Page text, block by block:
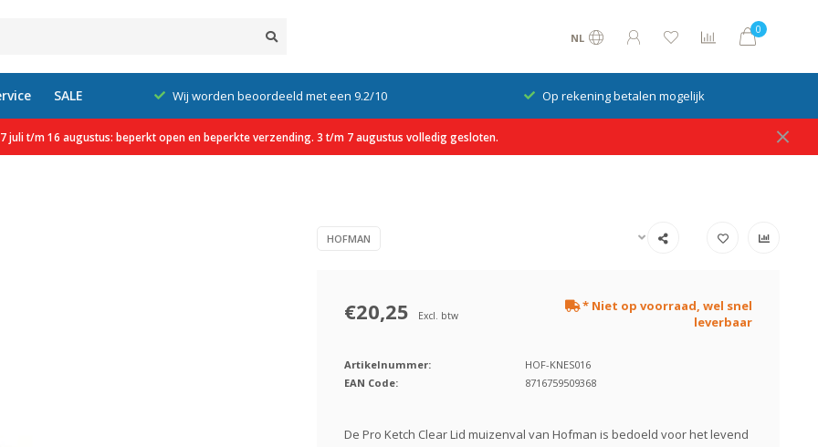
NL
0
SALE
btw Wij worden beoordeeld met een 9.2/10 Op rekening betalen mogelijk
juli t/m 16 augustus: beperkt open en beperkte verzending. 3 t/m 7 augustus volledig gesloten.
HOFMAN
€20,25 Excl. btw
* Niet op voorraad, wel snel
leverbaar
Artikelnummer:
HOF-KNES016
EAN Code:
8716759509368
De Pro Ketch Clear Lid muizenval van Hofman is bedoeld voor het levend